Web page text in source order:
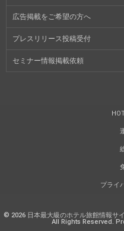
広告掲載をご希望の方へ
プレスリリース投稿受付
セミナー情報掲載依頼
プライ
© 2026 日本最大級のホテル旅館情報サ
All Rights Reserved.